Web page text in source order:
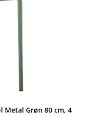
Metal Grøn 80 cm, 4